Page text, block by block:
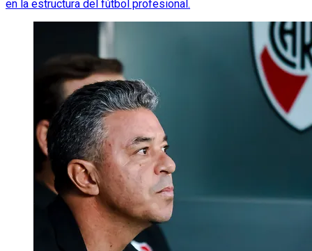
en la estructura del fútbol profesional.